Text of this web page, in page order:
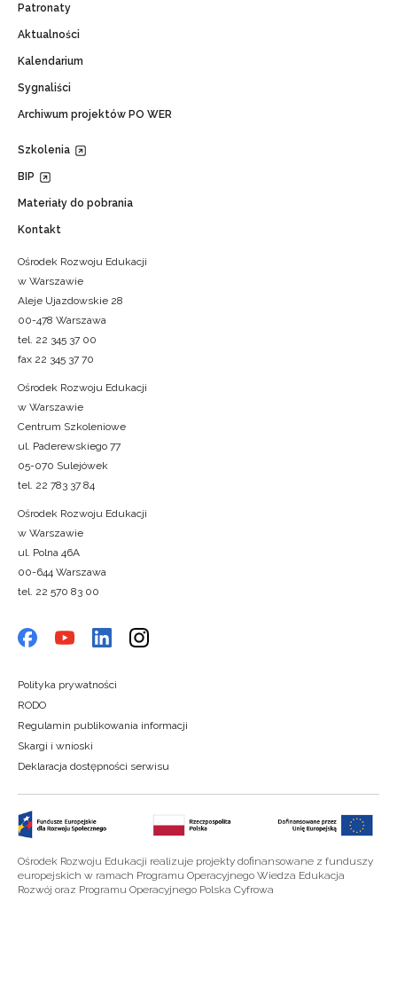
Patronaty
Aktualności
Kalendarium
Sygnaliści
Archiwum projektów PO WER
Szkolenia
BIP
Materiały do pobrania
Kontakt
Ośrodek Rozwoju Edukacji
w Warszawie
Aleje Ujazdowskie 28
00-478 Warszawa
tel. 22 345 37 00
fax 22 345 37 70
Ośrodek Rozwoju Edukacji
w Warszawie
Centrum Szkoleniowe
ul. Paderewskiego 77
05-070 Sulejówek
tel. 22 783 37 84
Ośrodek Rozwoju Edukacji
w Warszawie
ul. Polna 46A
00-644 Warszawa
tel. 22 570 83 00
Polityka prywatności
RODO
Regulamin publikowania informacji
Skargi i wnioski
Deklaracja dostępności serwisu
Ośrodek Rozwoju Edukacji realizuje projekty dofinansowane z funduszy
europejskich w ramach Programu Operacyjnego Wiedza Edukacja
Rozwój oraz Programu Operacyjnego Polska Cyfrowa